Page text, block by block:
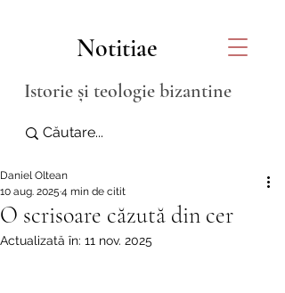
Notitiae
Istorie și teologie bizantine
O scrisoare căzută din cer
Daniel Oltean
10 aug. 2025 4 min de citit
Actualizată în: 11 nov. 2025